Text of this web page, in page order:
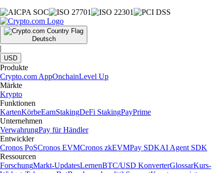
Deutsch
|
USD
Produkte
Crypto.com AppOnchainLevel Up
Märkte
Krypto
Funktionen
KartenKörbeEarnStakingDeFi StakingPayPrime
Unternehmen
VerwahrungPay für Händler
Entwickler
Cronos PoSCronos EVMCronos zkEVMPay SDKAI Agent SDK
Ressourcen
ForschungMarkt-UpdatesLernenBTC/USD KonverterGlossarKurs-